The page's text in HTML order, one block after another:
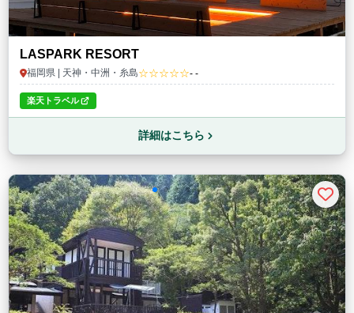
LASPARK RESORT
福岡県 | 天神・中洲・糸島☆☆☆☆☆- -
楽天トラベル
詳細はこちら